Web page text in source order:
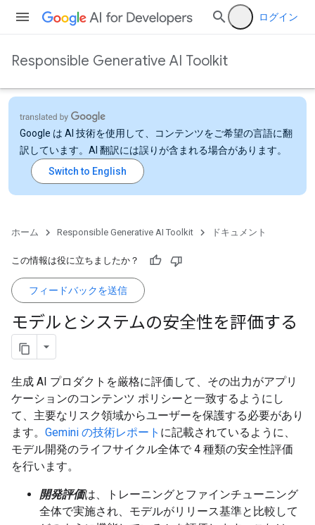
ログイン
Responsible Generative AI Toolkit
Google は AI 技術を使用して、コンテンツをご希望の言語に翻
訳しています。AI 翻訳には誤りが含まれる場合があります。
ホーム Responsible Generative AI Toolkit ドキュメント
この情報は役に立ちましたか？
フィードバックを送信
モデルとシステムの安全性を評価する
生成 AI プロダクトを厳格に評価して、その出力がアプリ
ケーションのコンテンツ ポリシーと一致するようにし
て、主要なリスク領域からユーザーを保護する必要があり
ます。 Gemini の技術レポート に記載されているように、
モデル開発のライフサイクル全体で 4 種類の安全性評価
を行います。
開発評価は、トレーニングとファインチューニング
全体で実施され、モデルがリリース基準と比較して